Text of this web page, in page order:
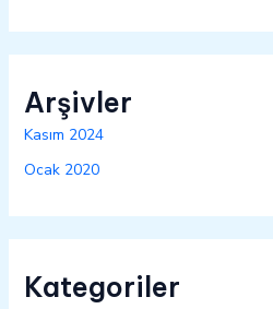
Arşivler
Kasım 2024
Ocak 2020
Kategoriler